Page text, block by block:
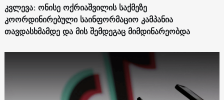
კვლევა: ონისე ოქრიაშვილის საქმეზე
კოორდინირებული საინფორმაციო კამპანია
თავდასხმამდე და მის შემდეგაც მიმდინარეობდა